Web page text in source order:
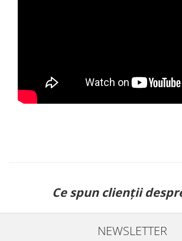
Ce spun clienții
NEWSLETTER